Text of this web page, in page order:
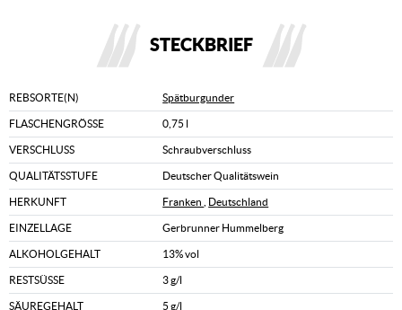
STECKBRIEF
REBSORTE(N) Spätburgunder
FLASCHENGRÖSSE 0,75 l
VERSCHLUSS Schraubverschluss
QUALITÄTSSTUFE Deutscher Qualitätswein
HERKUNFT Franken Deutschland
EINZELLAGE Gerbrunner Hummelberg
ALKOHOLGEHALT 13% vol
RESTSÜSSE 3 g/l
SÄUREGEHALT 5 g/l